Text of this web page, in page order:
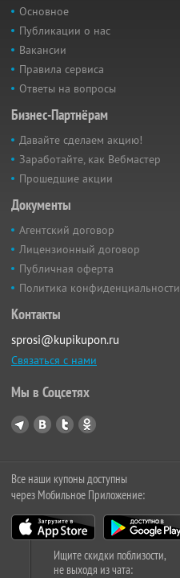
Основное
Публикации о нас
Вакансии
Правила сервиса
Ответы на вопросы
Бизнес-Партнёрам
Давайте сделаем акцию!
Заработайте, как Вебмастер
Прошедшие акции
Документы
Агентский договор
Лицензионный договор
Публичная оферта
Политика конфиденциальности
Контакты
sprosi@kupikupon.ru
Связаться с нами
Мы в Соцсетях
Все наши купоны доступны
через Мобильное Приложение:
Ищите скидки поблизости,
не выходя из чата: